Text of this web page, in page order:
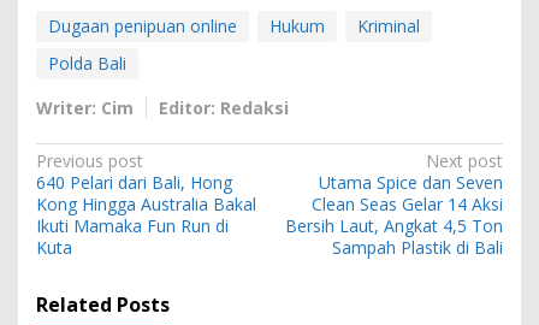
Dugaan penipuan online Hukum
Kriminal
Polda Bali
Writer: Cim
Editor: Redaksi
P
o
s
t
n
Previous post
640 Pelari dari Bali, Hong
Kong Hingga Australia Bakal
Ikuti Mamaka Fun Run di
Kuta
Next post
Utama Spice dan Seven
Clean Seas Gelar 14 Aksi
Bersih Laut, Angkat 4,5 Ton
Sampah Plastik di Bali
Related Posts